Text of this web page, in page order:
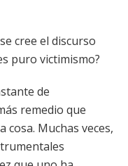
cree el discurso
puro victimismo?
de
remedio que
Muchas veces,